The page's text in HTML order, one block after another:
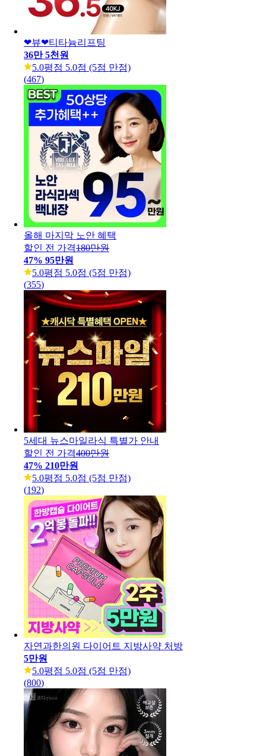
❤뷰❤티타늄리프팅
36만 5천원
5.0평점 5.0점 (5점 만점)
(467)
올해 마지막 노안 혜택
할인 전 가격180만원
47% 95만원
5.0평점 5.0점 (5점 만점)
(355)
5세대 뉴스마일라식 특별가 안내
할인 전 가격400만원
47% 210만원
5.0평점 5.0점 (5점 만점)
(192)
자연과한의원 다이어트 지방사약 처방
5만원
5.0평점 5.0점 (5점 만점)
(800)